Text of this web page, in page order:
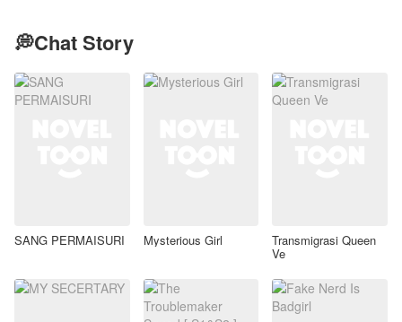
💭Chat Story
SANG PERMAISURI Mysterious Girl Transmigrasi Queen
Ve